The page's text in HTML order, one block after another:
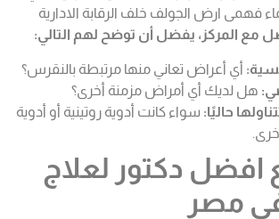
مع المركز، يفضل أن توضح لهم التالي:
أي أعراض تعاني منها مرتبطة بالنقرس؟
هل لديك أي أمراض مزمنة أخرى؟
حاليًا: سواء كانت أدوية روتينية أو أدوية
افضل دكتور لعلاج
مصر